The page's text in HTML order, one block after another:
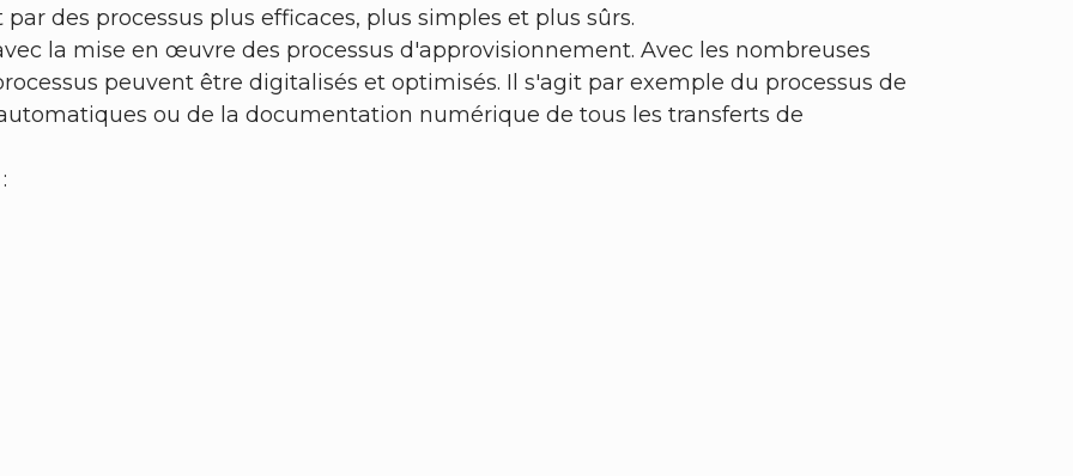
des processus plus efficaces, plus simples et plus sûrs.
la mise en œuvre des processus d'approvisionnement. Avec les nombreuses
peuvent être digitalisés et optimisés. Il s'agit par exemple du processus de
ou de la documentation numérique de tous les transferts de